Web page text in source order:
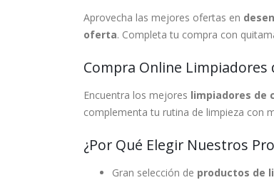
Aprovecha las mejores ofertas en
oferta. Completa tu compra con
Compra Online
Encuentra los mejores limpiadores de
complementa tu rutina de limpieza con
¿Por Qué Elegir Nuestros
Gran selección de productos de